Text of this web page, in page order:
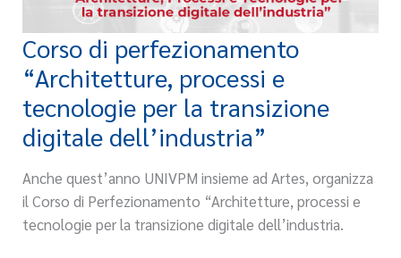
Corso di perfezionamento
“Architetture, processi e
tecnologie per la transizione
digitale dell’industria”
Anche quest’anno UNIVPM insieme ad Artes, organizza
il Corso di Perfezionamento “Architetture, processi e
tecnologie per la transizione digitale dell’industria.
Corso
di
perfezionamento
“Architetture,
processi
tecnologie
per
la